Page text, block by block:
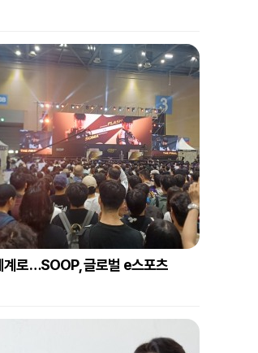
계로…SOOP, 글로벌 e스포츠